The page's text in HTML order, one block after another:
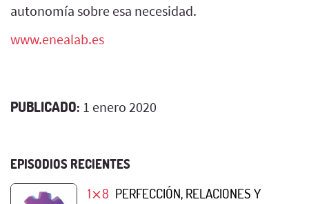
autonomía sobre esa necesidad.
www.enealab.es
PUBLICADO: 1 enero 2020
EPISODIOS RECIENTES
1⨯8 PERFECCIÓN, RELACIONES Y